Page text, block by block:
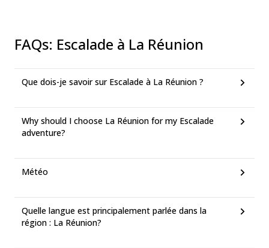
FAQs: Escalade à La Réunion
Que dois-je savoir sur Escalade à La Réunion ?
Why should I choose La Réunion for my Escalade
adventure?
Météo
Quelle langue est principalement parlée dans la
région : La Réunion?